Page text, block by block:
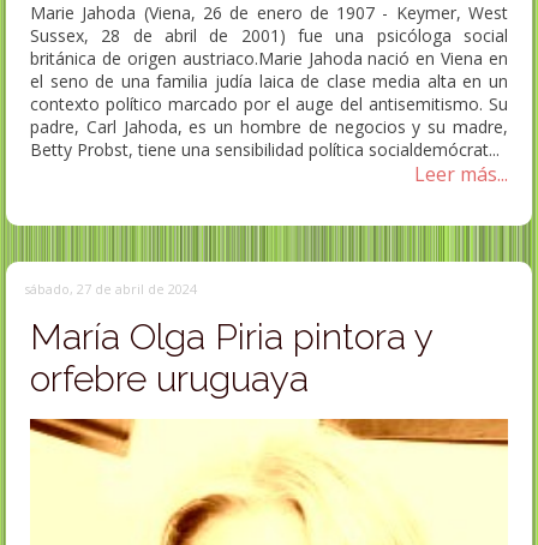
Marie Jahoda (Viena, 26 de enero de 1907 - Keymer, West
Sussex, 28 de abril de 2001) fue una psicóloga social
británica de origen austriaco.Marie Jahoda nació en Viena en
el seno de una familia judía laica de clase media alta en un
contexto político marcado por el auge del antisemitismo. Su
padre, Carl Jahoda, es un hombre de negocios y su madre,
Betty Probst, tiene una sensibilidad política socialdemócrat...
Leer más...
sábado, 27 de abril de 2024
María Olga Piria pintora y
orfebre uruguaya